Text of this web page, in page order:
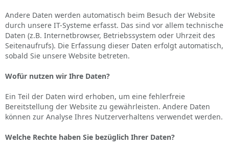
Andere Daten werden automatisch beim Besuch der Website
durch unsere IT-Systeme erfasst. Das sind vor allem technische
Daten (z.B. Internetbrowser, Betriebssystem oder Uhrzeit des
Seitenaufrufs). Die Erfassung dieser Daten erfolgt automatisch,
sobald Sie unsere Website betreten.
Wofür nutzen wir Ihre Daten?
Ein Teil der Daten wird erhoben, um eine fehlerfreie
Bereitstellung der Website zu gewährleisten. Andere Daten
können zur Analyse Ihres Nutzerverhaltens verwendet werden.
Welche Rechte haben Sie bezüglich Ihrer Daten?